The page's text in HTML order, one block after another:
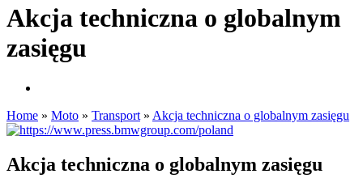
Akcja techniczna o globalnym
zasięgu
Home » Moto » Transport » Akcja techniczna o globalnym zasięgu
Akcja techniczna o globalnym zasięgu